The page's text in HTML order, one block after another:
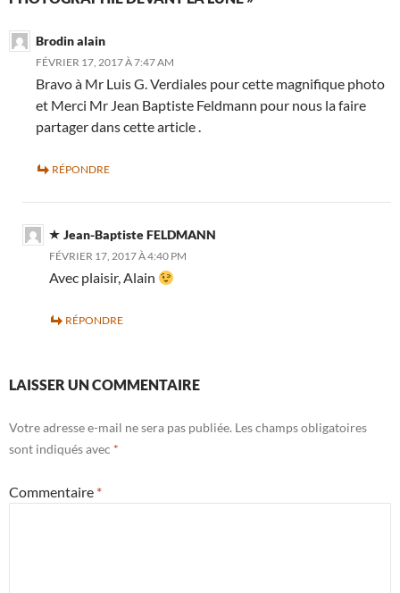
Brodin alain
FÉVRIER 17, 2017 À 7:47 AM
Bravo à Mr Luis G. Verdiales pour cette magnifique photo
et Merci Mr Jean Baptiste Feldmann pour nous la faire
partager dans cette article .
RÉPONDRE
Jean-Baptiste FELDMANN
FÉVRIER 17, 2017 À 4:40 PM
Avec plaisir, Alain
RÉPONDRE
LAISSER UN COMMENTAIRE
Votre adresse e-mail ne sera pas publiée. Les champs obligatoires
sont indiqués avec *
Commentaire *